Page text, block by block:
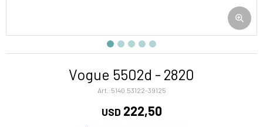
Vogue 5502d - 2820
5140.53122-39125
USD 222,50